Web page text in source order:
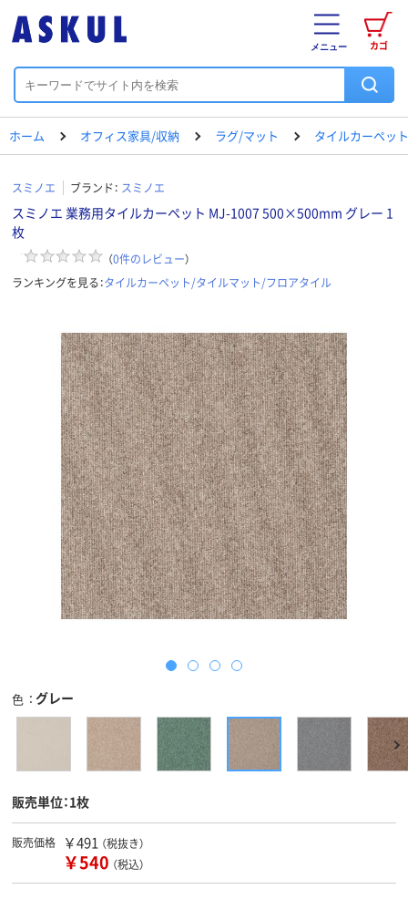
カゴ
メニュー
ホーム オフィス家具/収納 ラグ/マット タイルカーペッ
スミノエ ブランド： スミノエ
スミノエ 業務用タイルカーペット MJ-1007 500×500mm グレー 1
枚
（0件のレビュー）
ランキングを見る：タイルカーペット/タイルマット/フロアタイル
色 グレー
販売単位：1枚
販売価格 ￥491 （税抜き）
￥540 （税込）